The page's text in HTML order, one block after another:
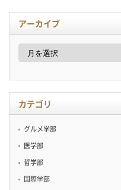
アーカイブ
ア
イ
カテゴリ
グルメ学部
医学部
哲学部
国際学部